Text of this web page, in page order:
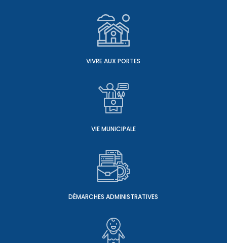
VIVRE AUX PORTES
VIE MUNICIPALE
DÉMARCHES ADMINISTRATIVES